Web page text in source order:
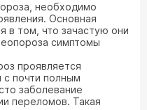
необходимо
Основная
в том, что зачастую они
симптомы
проявляется
с почти полным
заболевание
переломов. Такая